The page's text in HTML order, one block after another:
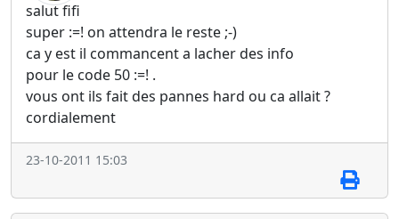
salut fifi
super :=! on attendra le reste ;-)
ca y est il commancent a lacher des info
pour le code 50 :=! .
vous ont ils fait des pannes hard ou ca allait ?
cordialement
23-10-2011 15:03